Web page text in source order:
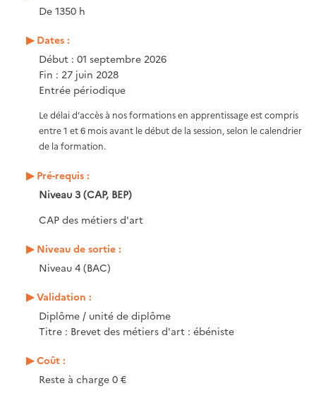
De 1350 h
Dates :
Début : 01 septembre 2026
Fin : 27 juin 2028
Entrée périodique
Le délai d’accès à nos formations en apprentissage est compris
entre 1 et 6 mois avant le début de la session, selon le calendrier
de la formation.
Pré-requis :
Niveau 3 (CAP, BEP)
CAP des métiers d'art
Niveau de sortie :
Niveau 4 (BAC)
Validation :
Diplôme / unité de diplôme
Titre : Brevet des métiers d'art : ébéniste
Coût :
Reste à charge 0 €